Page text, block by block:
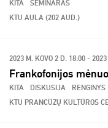
KITA
SEMINARAS
KTU AULA (202 AUD.)
2023 M. KOVO 2 D. 18:00 -
Frankofonijos
KITA DISKUSIJA
RENGINYS
KTU PRANCŪZŲ KULTŪROS